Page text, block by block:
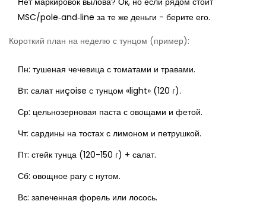
MSC/pole‑and‑line за те же деньги - берите его.
Короткий план на неделю с тунцом (пример):
Пн: тушеная чечевица с томатами и травами.
Вт: салат ниçoise с тунцом «light» (120 г).
Ср: цельнозерновая паста с овощами и фетой.
Чт: сардины на тостах с лимоном и петрушкой.
Пт: стейк тунца (120-150 г) + салат.
Сб: овощное рагу с нутом.
Вс: запеченная форель или лосось.